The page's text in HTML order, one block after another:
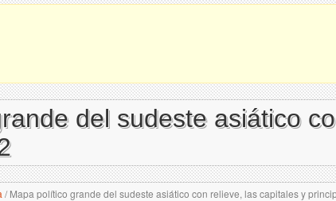
del sudeste asiático
/Mapa político grande del sudeste asiático con relieve, las capitales y